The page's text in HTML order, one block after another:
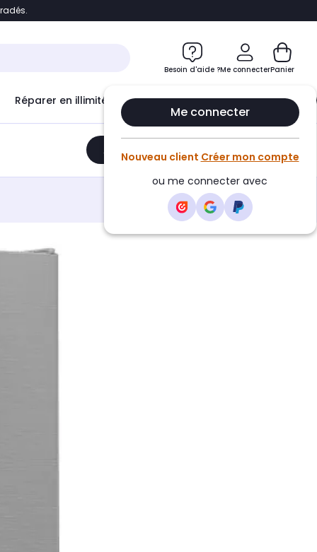
Accéder directement au chatbot
Besoin d'aide ?Me connecter
Me connecter
Nouveau client Créer mon compte
ou me connecter avec
Panier
Réparer en illimité avec Le Club Infinity
Ajouter au panier •